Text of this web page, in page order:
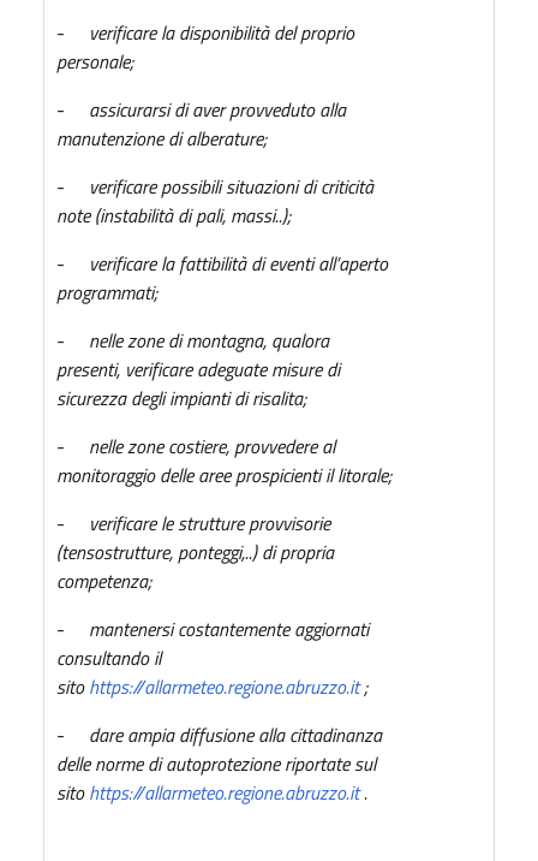
- verificare la disponibilità del proprio
personale;
- assicurarsi di aver provveduto alla
manutenzione di alberature;
- verificare possibili situazioni di criticità
note (instabilità di pali, massi..);
- verificare la fattibilità di eventi all’aperto
programmati;
- nelle zone di montagna, qualora
presenti, verificare adeguate misure di
sicurezza degli impianti di risalita;
- nelle zone costiere, provvedere al
monitoraggio delle aree prospicienti il litorale;
- verificare le strutture provvisorie
(tensostrutture, ponteggi,..) di propria
competenza;
- mantenersi costantemente aggiornati
consultando il
sitohttps://allarmeteo.regione.abruzzo.it ;
- dare ampia diffusione alla cittadinanza
delle norme di autoprotezione riportate sul
sitohttps://allarmeteo.regione.abruzzo.it.